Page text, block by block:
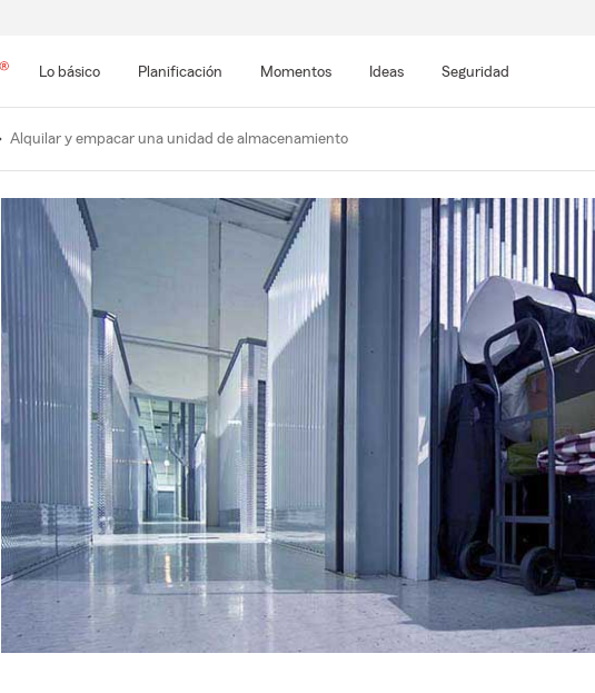
Lo básico Planificación Momentos Ideas Seguridad
Alquilar y empacar una unidad de almacenamiento